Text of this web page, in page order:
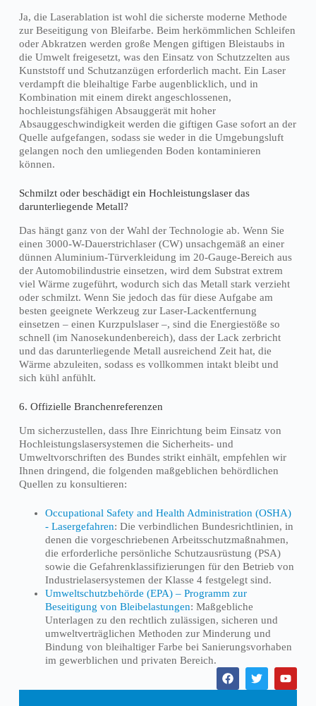
Ja, die Laserablation ist wohl die sicherste moderne Methode
zur Beseitigung von Bleifarbe. Beim herkömmlichen Schleifen
oder Abkratzen werden große Mengen giftigen Bleistaubs in
die Umwelt freigesetzt, was den Einsatz von Schutzzelten aus
Kunststoff und Schutzanzügen erforderlich macht. Ein Laser
verdampft die bleihaltige Farbe augenblicklich, und in
Kombination mit einem direkt angeschlossenen,
hochleistungsfähigen Absauggerät mit hoher
Absauggeschwindigkeit werden die giftigen Gase sofort an der
Quelle aufgefangen, sodass sie weder in die Umgebungsluft
gelangen noch den umliegenden Boden kontaminieren
können.
Schmilzt oder beschädigt ein Hochleistungslaser das
darunterliegende Metall?
Das hängt ganz von der Wahl der Technologie ab. Wenn Sie
einen 3000-W-Dauerstrichlaser (CW) unsachgemäß an einer
dünnen Aluminium-Türverkleidung im 20-Gauge-Bereich aus
der Automobilindustrie einsetzen, wird dem Substrat extrem
viel Wärme zugeführt, wodurch sich das Metall stark verzieht
oder schmilzt. Wenn Sie jedoch das für diese Aufgabe am
besten geeignete Werkzeug zur Laser-Lackentfernung
einsetzen – einen Kurzpulslaser –, sind die Energiestöße so
schnell (im Nanosekundenbereich), dass der Lack zerbricht
und das darunterliegende Metall ausreichend Zeit hat, die
Wärme abzuleiten, sodass es vollkommen intakt bleibt und
sich kühl anfühlt.
6. Offizielle Branchenreferenzen
Um sicherzustellen, dass Ihre Einrichtung beim Einsatz von
Hochleistungslasersystemen die Sicherheits- und
Umweltvorschriften des Bundes strikt einhält, empfehlen wir
Ihnen dringend, die folgenden maßgeblichen behördlichen
Quellen zu konsultieren:
Occupational Safety and Health Administration (OSHA)
- Lasergefahren: Die verbindlichen Bundesrichtlinien, in
denen die vorgeschriebenen Arbeitsschutzmaßnahmen,
die erforderliche persönliche Schutzausrüstung (PSA)
sowie die Gefahrenklassifizierungen für den Betrieb von
Industrielasersystemen der Klasse 4 festgelegt sind.
Umweltschutzbehörde (EPA) – Programm zur
Beseitigung von Bleibelastungen: Maßgebliche
Unterlagen zu den rechtlich zulässigen, sicheren und
umweltverträglichen Methoden zur Minderung und
Bindung von bleihaltiger Farbe bei Sanierungsvorhaben
im gewerblichen und privaten Bereich.